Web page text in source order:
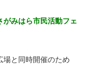
がみはら市民活動フェ
場と同時開催のため